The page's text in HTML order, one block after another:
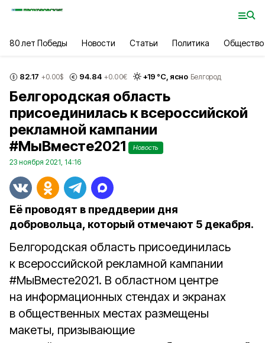
80 лет Победы Новости Статьи Политика Общество
82.17 +0.00$ 94.84 +0.00€ +19 °С, ясно Белгород
Белгородская область
присоединилась к всероссийской
рекламной кампании
#МыВместе2021
Новость
23 ноября 2021, 14:16
Её проводят в преддверии дня
добровольца, который отмечают 5 декабря.
Белгородская область присоединилась
к всероссийской рекламной кампании
#МыВместе2021. В областном центре
на информационных стендах и экранах
в общественных местах размещены
макеты, призывающие